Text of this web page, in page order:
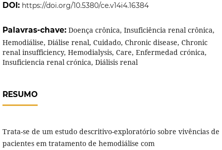
DOI: https://doi.org/10.5380/ce.v14i4.16384
Palavras-chave: Doença crônica, Insuficiência renal crônica,
Hemodiálise, Diálise renal, Cuidado, Chronic disease, Chronic
renal insufficiency, Hemodialysis, Care, Enfermedad crónica,
Insuficiencia renal crónica, Diálisis renal
RESUMO
Trata-se de um estudo descritivo-exploratório sobre vivências de
pacientes em tratamento de hemodiálise com